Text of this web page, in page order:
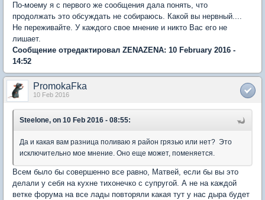
По-моему я с первого же сообщения дала понять, что
продолжать это обсуждать не собираюсь. Какой вы нервный....
Не переживайте. У каждого свое мнение и никто Вас его не
лишает.
Сообщение отредактировал ZENAZENA: 10 February 2016 -
14:52
PromokaFka
10 Feb 2016
Steelone, on 10 Feb 2016 - 08:55:
Да и какая вам разница поливаю я район грязью или нет? Это
исключительно мое мнение. Оно еще может, поменяется.
Всем было бы совершенно все равно, Матвей, если бы вы это
делали у себя на кухне тихонечко с супругой. А не на каждой
ветке форума на все лады повторяли какая тут у нас дыра будет